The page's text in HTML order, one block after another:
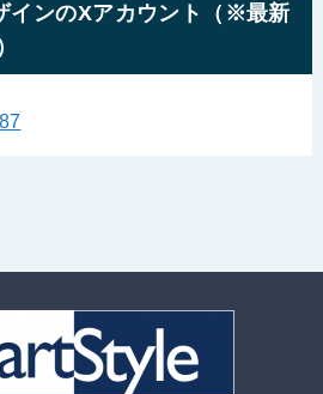
インのXアカウント（※最新